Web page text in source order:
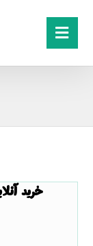
خرید